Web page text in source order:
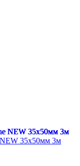
35х50мм 3м